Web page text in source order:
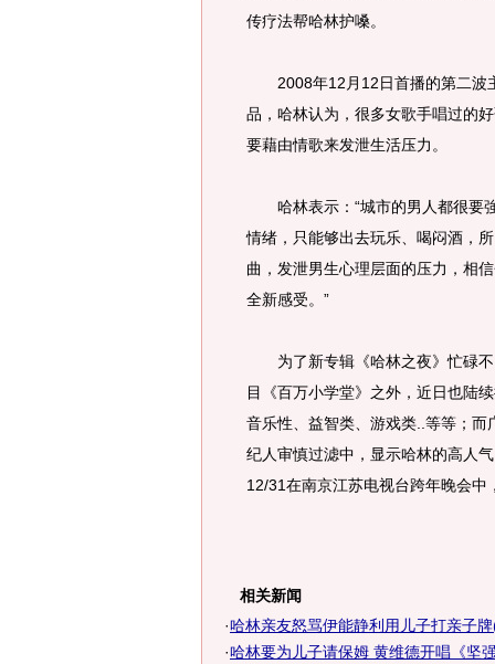
传疗法帮哈林护嗓。
2008年12月12日首播的第二波
品，哈林认为，很多女歌手唱过的
要藉由情歌来发泄生活压力。
哈林表示：“城市的男人都很要
情绪，只能够出去玩乐、喝闷酒，
曲，发泄男生心理层面的压力，相
全新感受。”
为了新专辑《哈林之夜》忙碌不
目《百万小学堂》之外，近日也陆
音乐性、益智类、游戏类..等等；
纪人审慎过滤中，显示哈林的高人
12/31在南京江苏电视台跨年晚会中
相关新闻
·哈林亲友怒骂伊能静利用儿子打亲子
·哈林要为儿子请保姆 黄维德开唱《坚